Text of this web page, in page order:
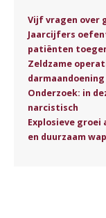
Vijf vragen over
Jaarcijfers
patiënten
Zeldzame
Onderzoek: in
narcistisch
Explosieve groei
en duurzaam